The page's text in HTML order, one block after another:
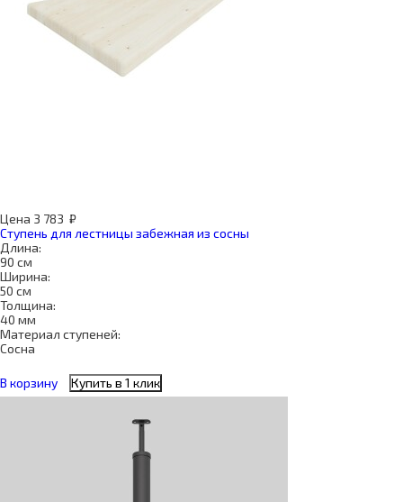
Цена 3 783 ₽
Ступень для лестницы забежная из сосны
Длина:
90 см
Ширина:
50 см
Толщина:
40 мм
Материал ступеней:
Сосна
В корзину Купить в 1 клик